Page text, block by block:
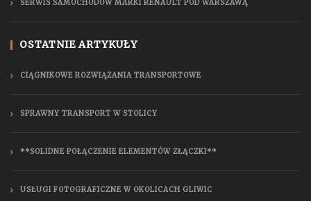
SERWIS SAMOCHODÓW MARKI RENAULT POD WARSZAWĄ
OSTATNIE ARTYKUŁY
CIĄGNIKOWE ROZWIĄZANIA TRANSPORTOWE
SPRAWNY TRANSPORT W STOLICY
**SOLIDNE POŁĄCZENIE ELEMENTÓW ZŁĄCZKI**
USŁUGI FOTOGRAFICZNE W OKOLICACH GLIWIC